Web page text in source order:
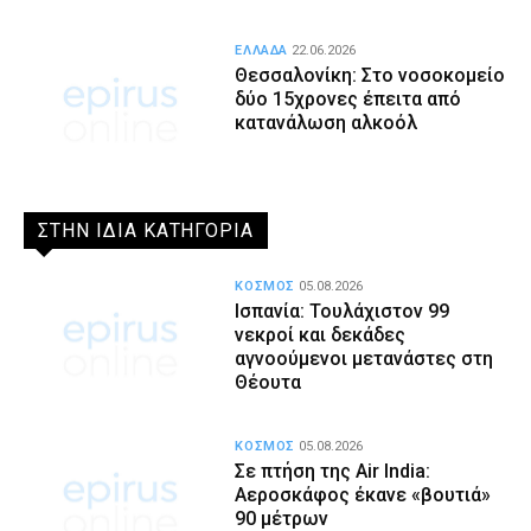
Θεσσαλονίκη: Στο νοσοκομείο
δύο 15χρονες έπειτα από
κατανάλωση αλκοόλ
ΕΛΛΑΔΑ 22.06.2026
ΣΤΗΝ ΙΔΙΑ ΚΑΤΗΓΟΡΙΑ
Ισπανία: Τουλάχιστον 99
νεκροί και δεκάδες
αγνοούμενοι μετανάστες στη
Θέουτα
ΚΟΣΜΟΣ 05.08.2026
Σε πτήση της Air India:
Αεροσκάφος έκανε «βουτιά»
90 μέτρων
ΚΟΣΜΟΣ 05.08.2026